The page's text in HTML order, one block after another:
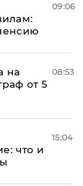
09:06
на
от 5
08:53
что и
15:04